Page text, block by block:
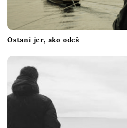
Ostani jer, ako odeš